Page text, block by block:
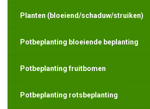
Planten (bloeiend/schaduw/struiken)
Potbeplanting bloeiende beplanting
Potbeplanting fruitbomen
Potbeplanting rotsbeplanting